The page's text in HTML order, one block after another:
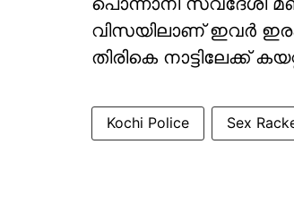
വിസയിലാണ് ഇവർ
തിരികെ നാട്ടിലേക്ക്
Kochi Police Sex